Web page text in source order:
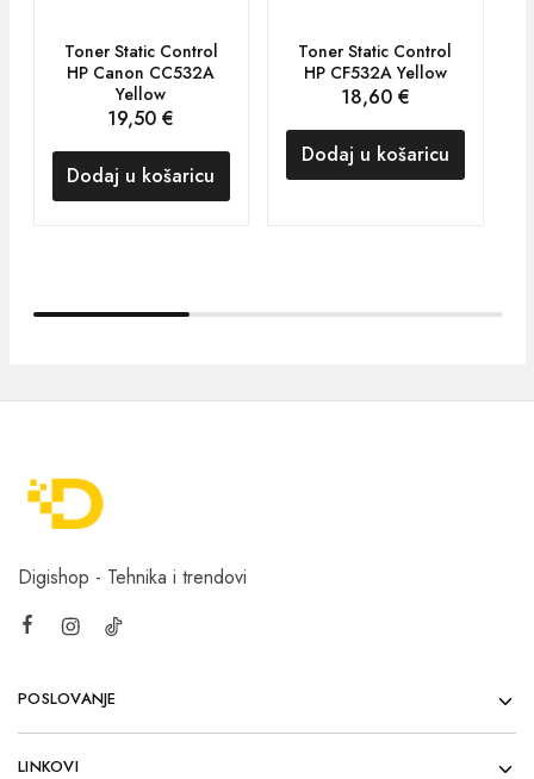
Toner Static Control
HP Canon CC532A
Yellow
19,50€
Dodaj u košaricu
Toner Static Control
HP CF532A Yellow
18,60 €
Dodaj u košaricu
Digishop - Tehnika i trendovi
POSLOVANJE
LINKOVI